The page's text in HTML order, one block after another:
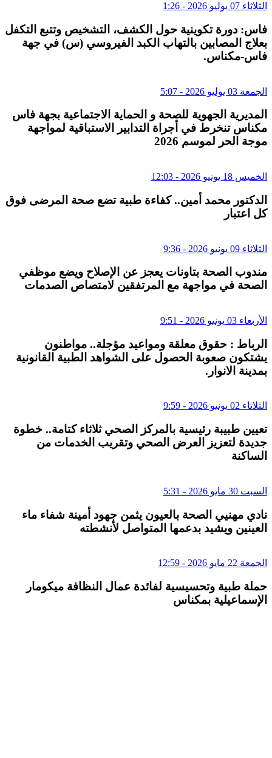
الثلاثاء 07 يوليو 2026 - 1:26
فاس: دورة تكوينية حول الكشف، التشخيص وتتبع التكفل
بعلاج المصابين بالتهاب الكبد الفيروسي (س) في جهة
فاس-مكناس.
الجمعة 03 يوليو 2026 - 5:07
المديرية الجهوية للصحة و الحماية الاجتماعية بجهة فاس
مكناس تنخرط في أجراة التدابير الاستباقية لمواجهة
موجة الحر لموسم 2026
الخميس 18 يونيو 2026 - 12:03
الدكتور محمد أمين.. كفاءة طبية تضع صحة المرضى فوق
كل اعتبار
الثلاثاء 09 يونيو 2026 - 9:36
مندوب الصحة بتاونات يعجز عن الإصلاح ويضع موظفي
الصحة في مواجهة مع المرتفقين لامتصاص الصدمات
الأربعاء 03 يونيو 2026 - 9:51
الرباط : حقوق معلقة ومواعيد مؤجلة.. مواطنون
يشتكون صعوبة الحصول على الشواهد الطبية القانونية
بمدينة الانوار.
الثلاثاء 02 يونيو 2026 - 9:59
تعيين طبيبة رئيسية بالمركز الصحي ثلاثاء كتامة.. خطوة
جديدة لتعزيز العرض الصحي وتقريب الخدمات من
الساكنة
السبت 30 مايو 2026 - 5:31
نادي مهنيي الصحة بالعيون يثمن جهود أمينة شفاء ماء
العينين ويشيد بدعمها المتواصل لأنشطته
الجمعة 22 مايو 2026 - 12:59
حملة طبية وتحسيسية لفائدة عمال النظافة ميكومار
الإسماعيلية بمكناس